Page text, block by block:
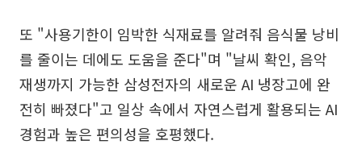
또 "사용기한이 임박한 식재료를 알려줘 음식물 낭비
를 줄이는 데에도 도움을 준다"며 "날씨 확인, 음악
재생까지 가능한 삼성전자의 새로운 AI 냉장고에 완
전히 빠졌다"고 일상 속에서 자연스럽게 활용되는 AI
경험과 높은 편의성을 호평했다.